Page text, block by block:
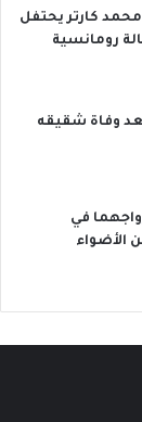
كارتر يحتفل
رومانسية
وفاة شقيقه
في
الأضواء